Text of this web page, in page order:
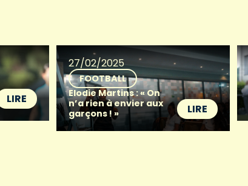
LIRE
27/02/2025
FOOTBALL
Elodie Martins : « On
n’a rien à envier aux
garçons ! »
LIRE